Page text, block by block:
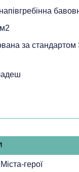
за
Міста-герої